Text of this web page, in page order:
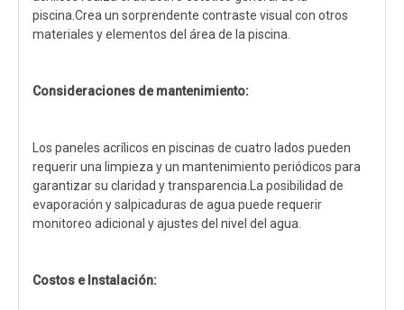
piscina.Crea un sorprendente contraste visual con otros
materiales y elementos del área de la piscina.
Consideraciones de mantenimiento:
Los paneles acrílicos en piscinas de cuatro lados pueden
requerir una limpieza y un mantenimiento periódicos para
garantizar su claridad y transparencia.La posibilidad de
evaporación y salpicaduras de agua puede requerir
monitoreo adicional y ajustes del nivel del agua.
Costos e Instalación: